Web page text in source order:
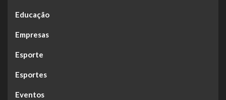
Educação
Empresas
Esporte
Esportes
Eventos